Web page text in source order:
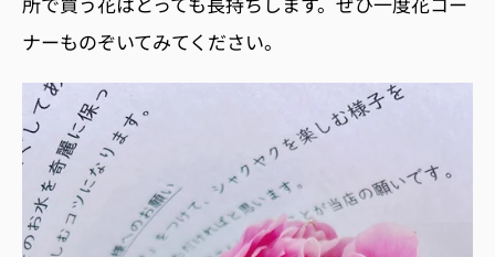
ナーものぞいてみてください。